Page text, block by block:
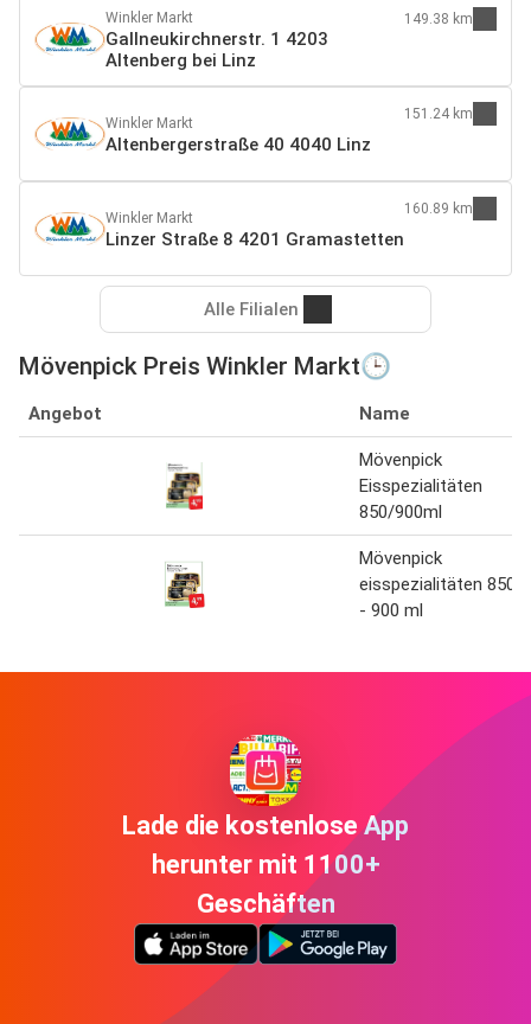
Winkler Markt
Gallneukirchnerstr. 1 4203
Altenberg bei Linz
149.38 km
Winkler Markt
Altenbergerstraße 40 4040 Linz
151.24 km
Winkler Markt
Linzer Straße 8 4201 Gramastetten
160.89 km
Alle Filialen
Mövenpick Preis Winkler Markt🕒
Angebot Name
Mövenpick
Eisspezialitäten
850/900ml
Mövenpick
eisspezialitäten 850
- 900 ml
Lade die kostenlose App
herunter mit 1100+
Geschäften